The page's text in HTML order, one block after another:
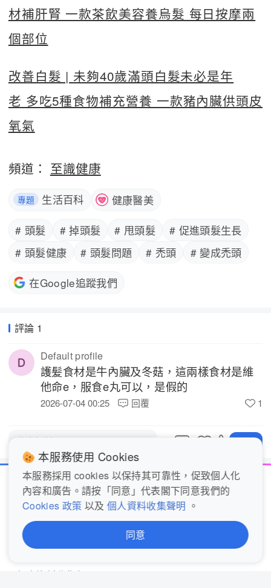
材補肝腎 一款茶飲美容養烏髮 每日按摩兩
個部位
改善白髮 | 未夠40歲滿頭白髮未必是年
老 多吃5種食物補充營養 一款豬內臟供頭皮
氧氣
頻道： 至識健康
專題 生活百科 健康醫美
# 頭髮 # 掉頭髮 # 甩頭髮
# 促進頭髮生長
# 頭髮健康
# 頭髮問題 # 禿頭 # 變成禿頭
在Google追蹤我們
評論 1
Default profile
護髪食材是牛內臟及冬菇，這兩樣食材是維
他命e，服食e丸可以，是假的
2026-07-04 00:25 回覆 1
發表評論... 1 分享
關於我們
服務條款
完整私隱聲明 (歐盟)
個人資料收集聲明
聯絡我們
Cookie政策
私隱聲明概覽 (歐盟)
本服務使用 Cookies
本服務採用 cookies 以保持其可靠性，促致個人化
內容和廣告。請按「同意」代表閣下同意我們的
Cookies 政策 以及 個人資料收集聲明 。
同意